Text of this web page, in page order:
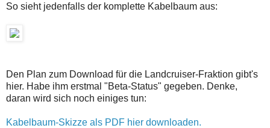
So sieht jedenfalls der komplette Kabelbaum aus:
Den Plan zum Download für die Landcruiser-Fraktion gibt's
hier. Habe ihm erstmal "Beta-Status" gegeben. Denke,
daran wird sich noch einiges tun:
Kabelbaum-Skizze als PDF hier downloaden.